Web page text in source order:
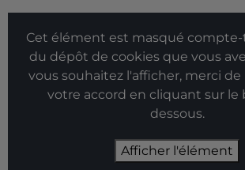
Cet élément est masqué
du dépôt de cookies que vous
vous souhaitez l'afficher, merci
votre accord en cliquant sur le
dessous.
Afficher l'élément